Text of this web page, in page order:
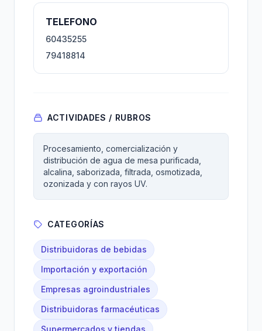
TELEFONO
60435255
79418814
ACTIVIDADES / RUBROS
Procesamiento, comercialización y
distribución de agua de mesa purificada,
alcalina, saborizada, filtrada, osmotizada,
ozonizada y con rayos UV.
CATEGORÍAS
Distribuidoras de bebidas
Importación y exportación
Empresas agroindustriales
Distribuidoras farmacéuticas
Supermercados y tiendas